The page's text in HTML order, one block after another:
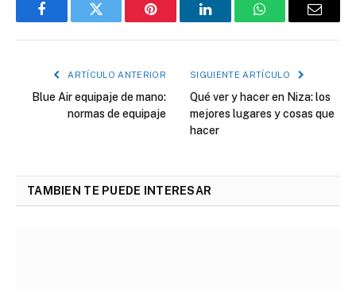
FacebookTwitter Pinterest LinkedInWhatsAppCorreo
ARTÍCULO ANTERIOR
Blue Air equipaje de mano:
normas de equipaje
SIGUIENTE ARTÍCULO
Qué ver y hacer en Niza: los
mejores lugares y cosas que
hacer
TAMBIEN TE PUEDE INTERESAR